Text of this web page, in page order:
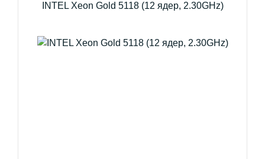
INTEL Xeon Gold 5118 (12 ядер, 2.30GHz)